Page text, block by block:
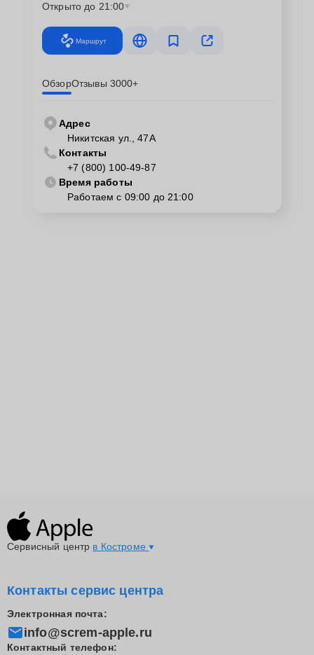
Открыто до 21:00
Маршрут
ОбзорОтзывы 3000+
Адрес
Никитская ул., 47А
Контакты
+7 (800) 100-49-87
Время работы
Работаем с 09:00 до 21:00
Сервисный центр в Костроме
Контакты сервис центра
Электронная почта:
info@screm-apple.ru
Контактный телефон: